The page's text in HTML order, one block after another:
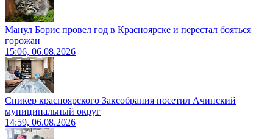
Манул Борис провел год в Красноярске и перестал бояться
горожан
15:06, 06.08.2026
Спикер красноярского Заксобрания посетил Ачинский
муниципальный округ
14:59, 06.08.2026